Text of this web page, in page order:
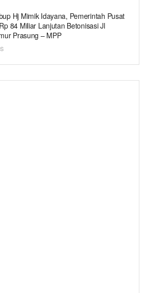
Hj Mimik Idayana, Pemerintah Pusat
84 Miliar Lanjutan Betonisasi Jl
Prasung – MPP